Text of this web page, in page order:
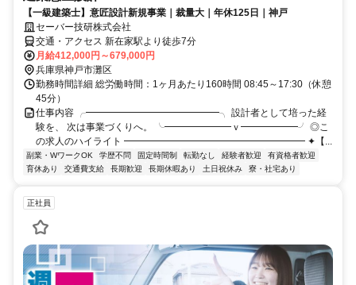
【一級建築士】意匠設計新規事業｜裁量大｜年休125日｜神戸
セーバー技研株式会社
交通・アクセス 新在家駅より徒歩7分
月給412,000円～679,000円
兵庫県神戸市灘区
勤務時間詳細 総労働時間：1ヶ月あたり160時間 08:45～17:30（休憩
45分）
仕事内容 ╭━━━━━━━━━━━━━━╮ 設計者として培った経
験を、 次は事業づくりへ。 ╰━━━━━━━ｖ━━━━━━╯ ◎こ
の求人のハイライト ━━━━━━━━━━━━━━━━━━━ ✦【...
副業・WワークOK 学歴不問 固定時間制 転勤なし 経験者歓迎
有資格者歓迎
育休あり
交通費支給 長期歓迎 長期休暇あり 土日祝休み 寮・社宅あり
正社員